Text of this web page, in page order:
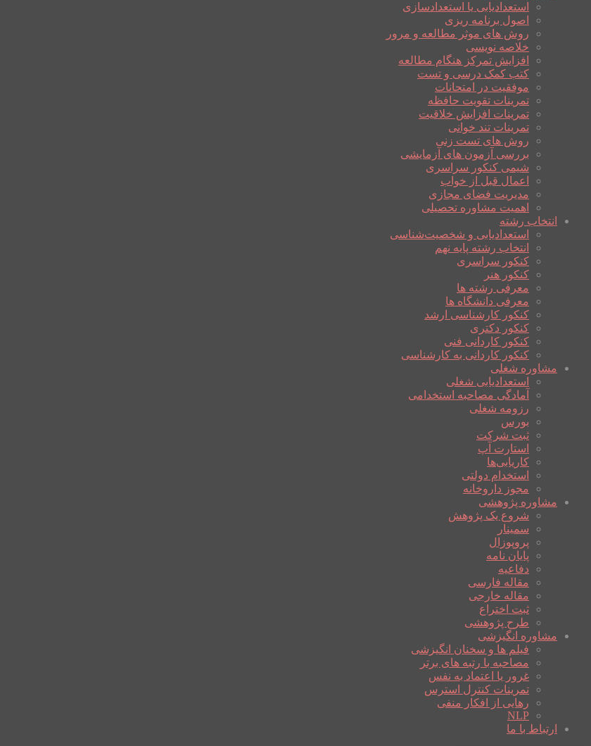
استعدادیابی یا استعدادسازی
اصول برنامه ریزی
روش های موثر مطالعه و مرور
خلاصه نویسی
افزایش تمرکز هنگام مطالعه
کتب کمک درسی و تست
موفقیت در امتحانات
تمرینات تقویت حافظه
تمرینات افزایش خلاقیت
تمرینات تند خوانی
روش های تست زنی
بررسی آزمون های آزمایشی
شیمی کنکور سراسری
اعمال قبل از خواب
مدیریت فضای مجازی
اهمیت مشاوره تحصیلی
انتخاب رشته
استعدادیابی و شخصیت‌شناسی
انتخاب رشته پایه نهم
کنکور سراسری
کنکور هنر
معرفی رشته ها
معرفی دانشگاه ها
کنکور کارشناسی ارشد
کنکور دکتری
کنکور کاردانی فنی
کنکور کاردانی به کارشناسی
مشاوره شغلی
استعدادیابی شغلی
آمادگی مصاحبه استخدامی
رزومه شغلی
بورس
ثبت شرکت
استارت آپ
کاریابی‌ها
استخدام دولتی
مجوز داروخانه
مشاوره پژوهشی
شروع یک پژوهش
سمینار
پروپوزال
پایان نامه
دفاعیه
مقاله فارسی
مقاله خارجی
ثبت اختراع
طرح پژوهشی
مشاوره انگیزشی
فیلم ها و سخنان انگیزشی
مصاحبه با رتبه های برتر
غرور یا اعتماد به نفس
تمرینات کنترل استرس
رهایی از افکار منفی
NLP
ارتباط با ما